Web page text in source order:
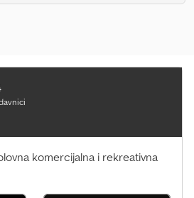
komercijalna i rekreativna